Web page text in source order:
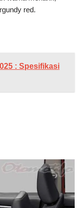
red.
: Spesifikasi